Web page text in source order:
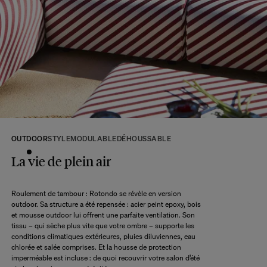
Si certains produits sont confectionnés à la commande, votre commande
sera envoyée selon le délai d’expédition du produit le plus lointain, lorsque
tous les produits seront disponibles.
A ce délai s’ajoute le délai d’acheminement de notre entrepôt à votre domicile
selon l’option de livraison choisie.
Retour :
Commandez sans crainte. Les retours sont acceptés dans les 14 jours
suivant la réception de votre commande.
maximum de 10 jours après réception et vérification de l’article de notre côté.
Une question ?
Consultez notreFAQ
CONSULTER
OUTDOORSTYLEMODULABLEDÉHOUSSABLE
La vie de plein air
Roulement de tambour : Rotondo se révèle en version
outdoor. Sa structure a été repensée : acier peint epoxy, bois
et mousse outdoor lui offrent une parfaite ventilation. Son
tissu – qui sèche plus vite que votre ombre – supporte les
conditions climatiques extérieures, pluies diluviennes, eau
chlorée et salée comprises. Et la housse de protection
imperméable est incluse : de quoi recouvrir votre salon d’été